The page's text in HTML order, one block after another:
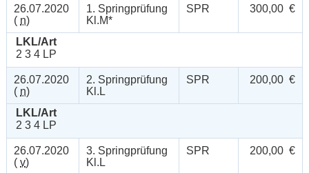
26.07.2020
( n)
1. Springprüfung
Kl.M*
SPR 300,00 €
LKL/Art
2 3 4 LP
26.07.2020
( n)
2. Springprüfung
Kl.L
SPR 200,00 €
LKL/Art
2 3 4 LP
26.07.2020
( v)
3. Springprüfung
Kl.L
SPR 200,00 €